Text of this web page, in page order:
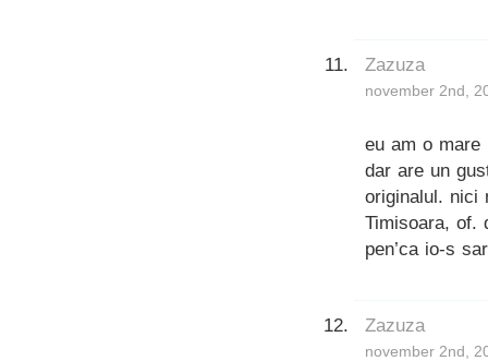
Zazuza
november 2nd,
eu am o mare
dar are un
originalul. nici
Timisoara, of.
pen’ca io-s
Zazuza
november 2nd,